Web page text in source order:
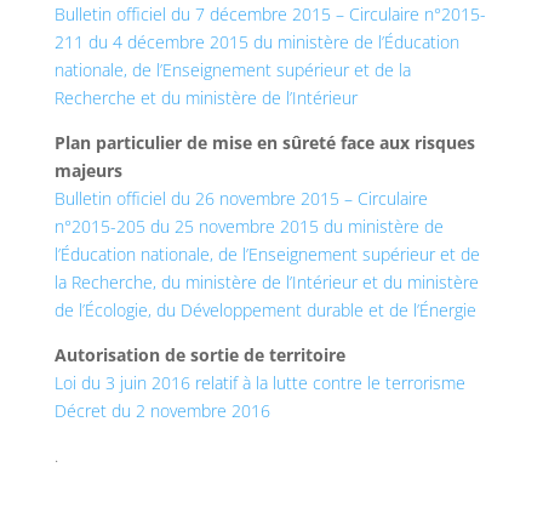
Bulletin officiel du 7 décembre 2015 – Circulaire n°2015-
211 du 4 décembre 2015 du ministère de l’Éducation
nationale, de l’Enseignement supérieur et de la
Recherche et du ministère de l’Intérieur
Plan particulier de mise en sûreté face aux risques
majeurs
Bulletin officiel du 26 novembre 2015 – Circulaire
n°2015-205 du 25 novembre 2015 du ministère de
l’Éducation nationale, de l’Enseignement supérieur et de
la Recherche, du ministère de l’Intérieur et du ministère
de l’Écologie, du Développement durable et de l’Énergie
Autorisation de sortie de territoire
Loi du 3 juin 2016 relatif à la lutte contre le terrorisme
Décret du 2 novembre 2016
.